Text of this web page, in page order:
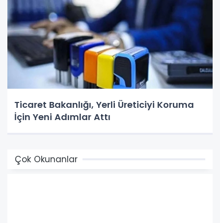
Ticaret Bakanlığı, Yerli Üreticiyi Koruma
İçin Yeni Adımlar Attı
Çok Okunanlar